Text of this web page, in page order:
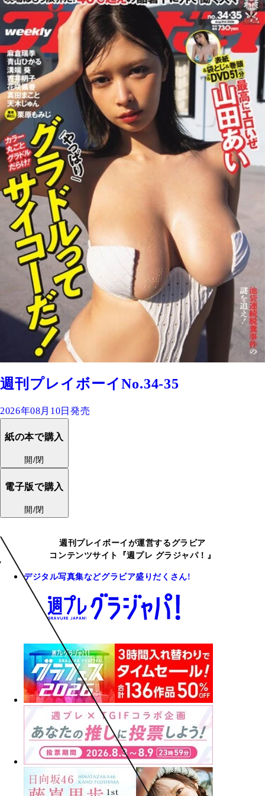
週刊プレイボーイNo.34-35
2026年08月10日発売
紙の本で購入
開/閉
電子版で購入
開/閉
週刊プレイボーイが運営するグラビア
コンテンツサイト『週プレ グラジャパ！』
デジタル写真集などグラビア盛りだくさん!